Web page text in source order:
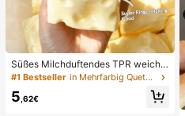
Süßes Milchduftendes TPR weiche
s quetschbares Dumpling-förmiges
Stressabbau-Spielzeug, 5cm niedli
ches lustiges Quetsch-Stressabbau
#1 Bestseller in Mehrfarbig Quetschspielzeug für Teenager
5 ,62€